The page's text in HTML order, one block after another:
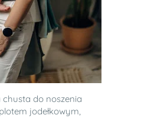
chusta do noszenia
jodełkowym,